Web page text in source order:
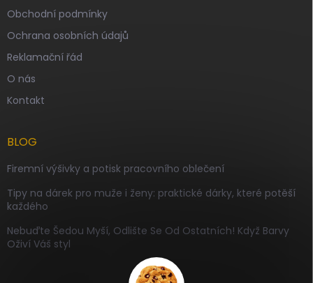
Obchodní podmínky
Ochrana osobních údajů
Reklamační řád
O nás
Kontakt
BLOG
Firemní výšivky a potisk pracovního oblečení
Tipy na dárek pro muže i ženy: praktické dárky, které potěší
každého
Nebuďte Šedou Myší, Odlište Se Od Ostatních! Když Barvy
Oživí Váš styl